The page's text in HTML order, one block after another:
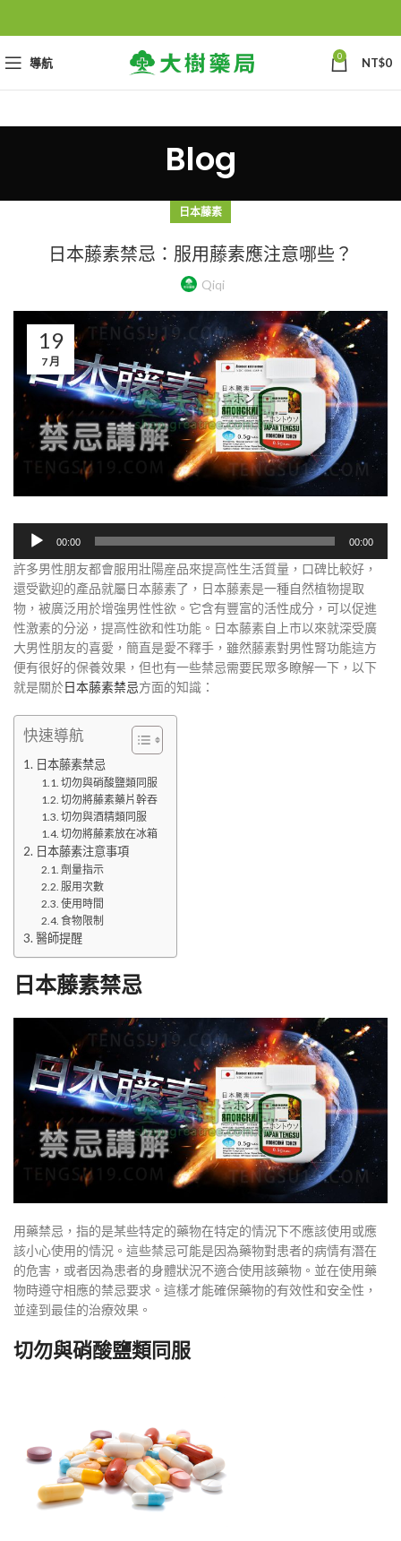
導航 0 NT$0
Blog
日本藤素
日本藤素禁忌：服用藤素應注意哪些？
Qiqi
19
7 月
播
放
器
00:00 00:00
許多男性朋友都會服用壯陽産品來提高性生活質量，口碑比較好，
還受歡迎的產品就屬日本藤素了，日本藤素是一種自然植物提取
物，被廣泛用於增強男性性欲。它含有豐富的活性成分，可以促進
性激素的分泌，提高性欲和性功能。日本藤素自上市以來就深受廣
大男性朋友的喜愛，簡直是愛不釋手，雖然藤素對男性腎功能這方
便有很好的保養效果，但也有一些禁忌需要民眾多瞭解一下，以下
就是關於日本藤素禁忌方面的知識：
快速導航
日本藤素禁忌
切勿與硝酸鹽類同服
切勿將藤素藥片幹吞
切勿與酒精類同服
切勿將藤素放在冰箱
日本藤素注意事項
劑量指示
服用次數
使用時間
食物限制
醫師提醒
日本藤素禁忌
用藥禁忌，指的是某些特定的藥物在特定的情況下不應該使用或應
該小心使用的情況。這些禁忌可能是因為藥物對患者的病情有潛在
的危害，或者因為患者的身體狀況不適合使用該藥物。並在使用藥
物時遵守相應的禁忌要求。這樣才能確保藥物的有效性和安全性，
並達到最佳的治療效果。
切勿與硝酸鹽類同服